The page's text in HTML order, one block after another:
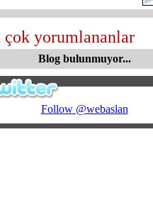
çok yorumlananlar
Blog bulunmuyor...
Follow @webaslan